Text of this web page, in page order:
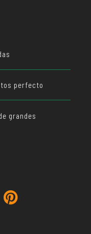
perfecto
grandes